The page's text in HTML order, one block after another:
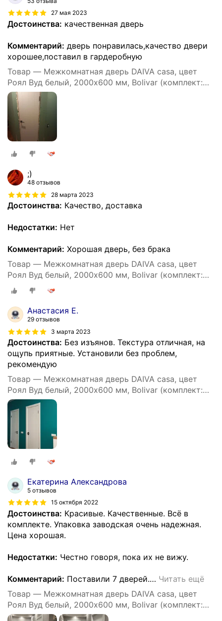
27 мая 2023
Достоинства: качественная дверь
Комментарий: дверь понравилась,качество двери
хорошее,поставил в гардеробную
Товар — Межкомнатная дверь DAIVA casa, цвет
Роял Вуд белый, 2000х600 мм, Bolivar (комплект:
полотно, коробка, наличник)
;)
48 отзывов
28 марта 2023
Достоинства: Качество, доставка
Недостатки: Нет
Комментарий: Хорошая дверь, без брака
Товар — Межкомнатная дверь DAIVA casa, цвет
Роял Вуд белый, 2000х600 мм, Bolivar (комплект:
полотно, коробка, наличник)
Анастасия Е.
29 отзывов
3 марта 2023
Достоинства: Без изъянов. Текстура отличная, на
ощупь приятные. Установили без проблем,
рекомендую
Товар — Межкомнатная дверь DAIVA casa, цвет
Роял Вуд белый, 2000х600 мм, Bolivar (комплект:
полотно, коробка, наличник)
Екатерина Александрова
5 отзывов
15 октября 2022
Достоинства: Красивые. Качественные. Всё в
комплекте. Упаковка заводская очень надежная.
Цена хорошая.
Недостатки: Честно говоря, пока их не вижу.
Комментарий: Поставили 7 дверей.… Читать ещё
Товар — Межкомнатная дверь DAIVA casa, цвет
Роял Вуд белый, 2000х600 мм, Bolivar (комплект:
полотно, коробка, наличник)